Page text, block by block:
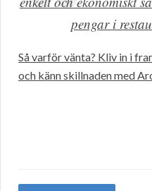
pengar i
Så varför vänta? Kliv in i
och känn skillnaden med